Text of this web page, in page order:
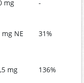
mg -
mg NE 31%
mg 136%